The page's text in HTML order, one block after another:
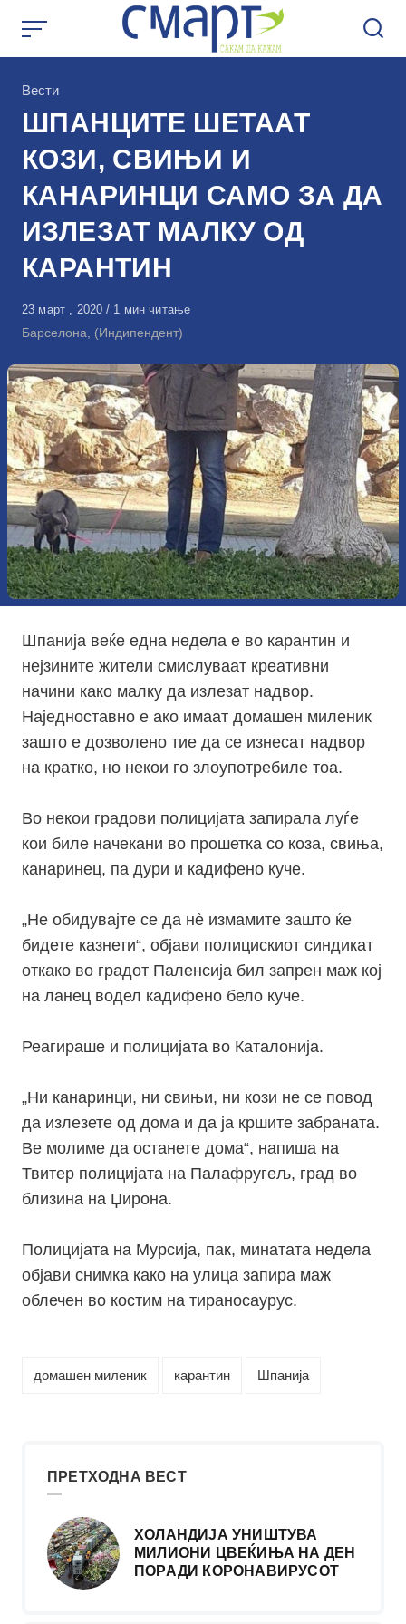
КАтегорија
Вести
ШПАНЦИТЕ ШЕТААТ
КОЗИ, СВИЊИ И
КАНАРИНЦИ САМО ЗА ДА
ИЗЛЕЗАТ МАЛКУ ОД
КАРАНТИН
Објавено
на
23 март , 2020 1 мин читање
Барселона, (Индипендент)
Шпанија веќе една недела е во карантин и
нејзините жители смислуваат креативни
начини како малку да излезат надвор.
Наједноставно е ако имаат домашен миленик
зашто е дозволено тие да се изнесат надвор
на кратко, но некои го злоупотребиле тоа.
Во некои градови полицијата запирала луѓе
кои биле начекани во прошетка со коза, свиња,
канаринец, па дури и кадифено куче.
„Не обидувајте се да нѐ измамите зашто ќе
бидете казнети“, објави полицискиот синдикат
откако во градот Паленсија бил запрен маж кој
на ланец водел кадифено бело куче.
Реагираше и полицијата во Каталонија.
„Ни канаринци, ни свињи, ни кози не се повод
да излезете од дома и да ја кршите забраната.
Ве молиме да останете дома“, напиша на
Твитер полицијата на Палафругељ, град во
близина на Џирона.
Полицијата на Мурсија, пак, минатата недела
објави снимка како на улица запира маж
облечен во костим на тираносаурус.
домашен миленик карантин Шпанија
ПРЕТХОДНА ВЕСТ
ХОЛАНДИЈА УНИШТУВА
МИЛИОНИ ЦВЕЌИЊА НА ДЕН
ПОРАДИ КОРОНАВИРУСОТ